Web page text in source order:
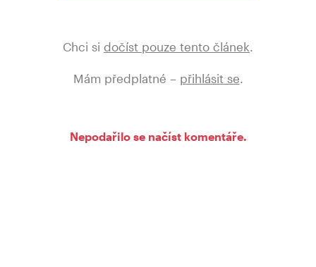
Chci si dočíst pouze tento článek
Mám předplatné – přihlásit se
Nepodařilo se načíst komentáře.